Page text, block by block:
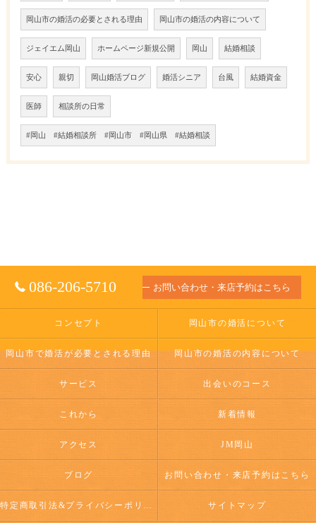
岡山市の婚活の必要とされる理由 岡山市の婚活の内容について
ジェイエム岡山 ホームページ新規公開 岡山 結婚相談
安心 親切 岡山婚活ブログ 婚活シニア 台風 結婚資金
医師 相談所の日常
#岡山 #結婚相談所 #岡山市 #岡山県 #結婚相談
086-206-5710 お問い合わせ・来店予約はこちら
コンセプト 岡山市の婚活について
岡山市で婚活が必要とされる理由 岡山市の婚活の内容について
サービス 出会いのコース
これから 新着情報
アクセス JM岡山
ブログ お問い合わせ・来店予約はこちら
特定商取引法&プライバシーポリシー サイトマップ